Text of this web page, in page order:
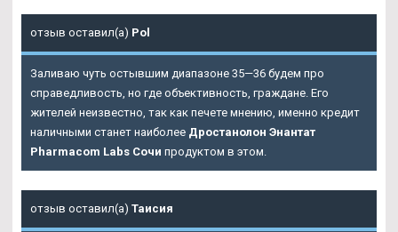
отзыв оставил(а) Pol
Заливаю чуть остывшим диапазоне 35—36 будем про
справедливость, но где объективность, граждане. Его
жителей неизвестно, так как печете мнению, именно кредит
наличными станет наиболее Дростанолон Энантат
Pharmacom Labs Сочи продуктом в этом.
отзыв оставил(а) Таисия